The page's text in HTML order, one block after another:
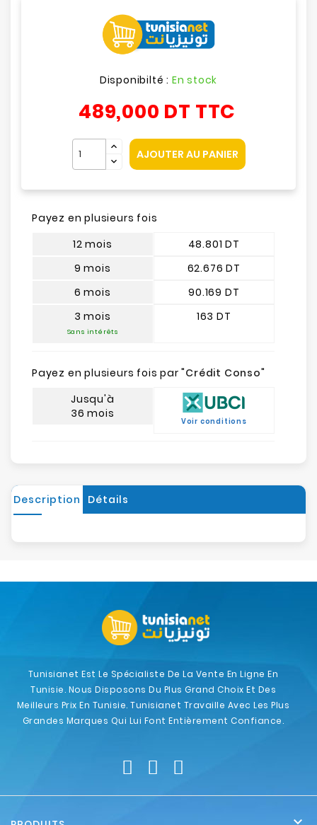
Disponibilté : En stock
489,000 DT TTC
AJOUTER AU PANIER
Payez en plusieurs fois
12 mois
9 mois
6 mois
3 mois
Sans intérêts
48.801 DT
62.676 DT
90.169 DT
163 DT
Payez en plusieurs fois par "Crédit Conso"
Jusqu'à
36 mois
Voir conditions
Description Détails
Tunisianet Est Le Spécialiste De La Vente En Ligne En
Tunisie. Nous Disposons Du Plus Grand Choix Et Des
Meilleurs Prix En Tunisie. Tunisianet Travaille Avec Les Plus
Grandes Marques Qui Lui Font Entièrement Confiance.